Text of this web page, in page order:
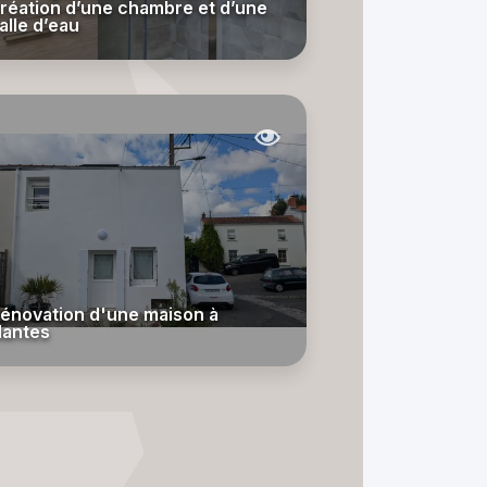
d’une chambre et d’une
d’eau
d'une maison à